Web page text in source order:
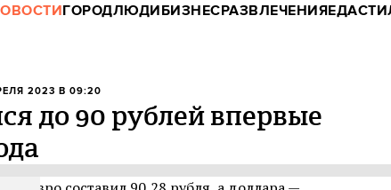
ГОРОДЛЮДИБИЗНЕСРАЗВЛЕЧЕНИЯЕДА
2023 В 09:20
до 90 рублей впервые